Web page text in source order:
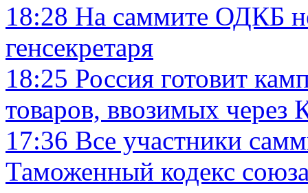
18:28 На саммите ОДКБ
генсекретаря
18:25 Россия готовит
товаров, ввозимых через
17:36 Все участники
Таможенный кодекс